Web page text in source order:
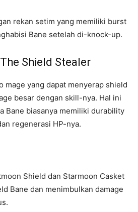
rekan setim yang memiliki burst
Bane setelah di-knock-up.
Shield Stealer
mage yang dapat menyerap shield
besar dengan skill-nya. Hal ini
Bane biasanya memiliki durability
regenerasi HP-nya.
Shield dan Starmoon Casket
Bane dan menimbulkan damage